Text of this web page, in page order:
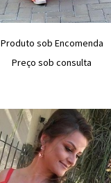
Produto sob Encomenda
Preço sob consulta